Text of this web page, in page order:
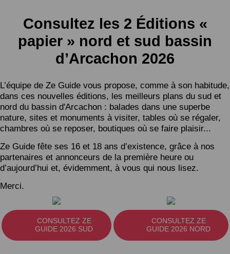
Consultez les 2 Éditions «
papier » nord et sud bassin
d’Arcachon 2026
L’équipe de Ze Guide vous propose, comme à son habitude,
dans ces nouvelles éditions, les meilleurs plans du sud et
nord du bassin d'Arcachon : balades dans une superbe
nature, sites et monuments à visiter, tables où se régaler,
chambres où se reposer, boutiques où se faire plaisir...
Ze Guide fête ses 16 et 18 ans d’existence, grâce à nos
partenaires et annonceurs de la première heure ou
d’aujourd’hui et, évidemment, à vous qui nous lisez.
Merci.
CONSULTEZ ZE
GUIDE 2026 SUD
CONSULTEZ ZE
GUIDE 2026 NORD